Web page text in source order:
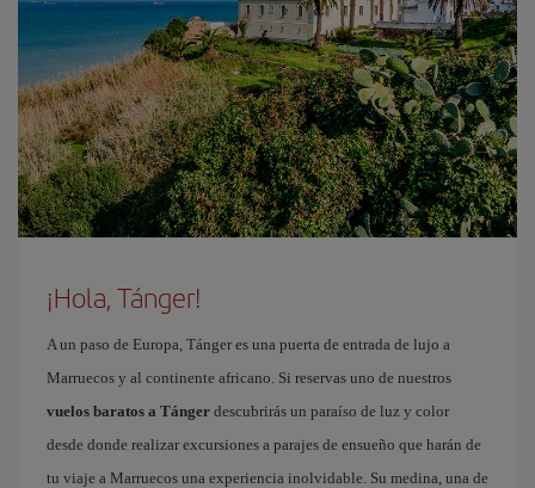
¡Hola, Tánger!
A un paso de Europa, Tánger es una puerta de entrada de lujo a
Marruecos y al continente africano. Si reservas uno de nuestros
vuelos baratos a Tánger descubrirás un paraíso de luz y color
desde donde realizar excursiones a parajes de ensueño que harán de
tu viaje a Marruecos una experiencia inolvidable. Su medina, una de